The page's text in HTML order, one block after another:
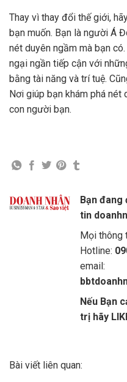
Thay vì thay đổi thế giới,
bạn muốn. Bạn là người Á
nét duyên ngầm mà bạn
ngại ngần tiếp cận với
bằng tài năng và trí tuệ.
Nơi giúp bạn khám phá nét
con người bạn.
Bạn
tin
Mọi thông
Hotline:
email:
Nếu Bạn
trị hãy
Bài viết liên quan: